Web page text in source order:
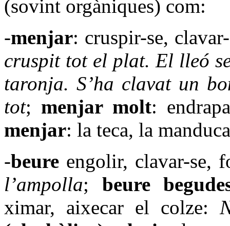
(sovint orgàniques) com:
-menjar: cruspir-se,
cruspit tot el plat. El lleó
taronja. S’ha clavat un
tot; menjar molt:
menjar: la teca, la
-beure engolir, clavar-se,
l’ampolla; beure
ximar, aixecar el colze: